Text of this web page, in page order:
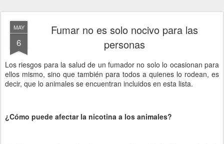
MAY
6
Fumar no es solo nocivo para las
personas
Los riesgos para la salud de un fumador no solo lo ocasionan para
ellos mismo, sino que también para todos a quienes lo rodean, es
decir, que lo animales se encuentran incluidos en esta lista.
¿Cómo puede afectar la nicotina a los animales?